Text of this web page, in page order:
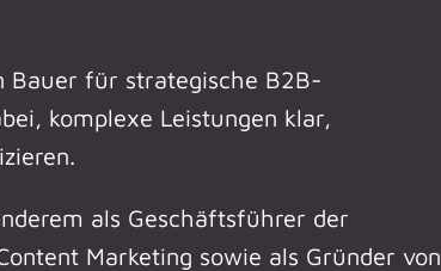
Bauer für strategische B2B-
komplexe Leistungen klar,
als Geschäftsführer der
Marketing sowie als Gründer von